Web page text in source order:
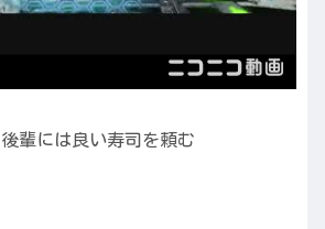
輩には良い寿司を頼む